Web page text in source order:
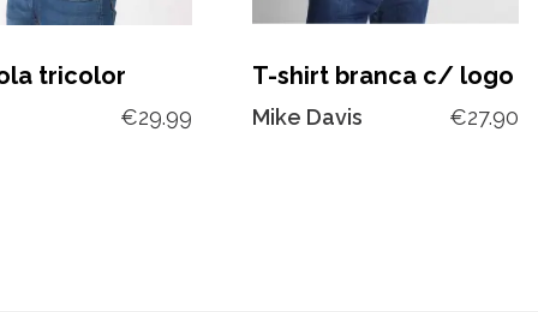
tricolor
€29.99
T-shirt branca c/ logo
Mike Davis €27.90